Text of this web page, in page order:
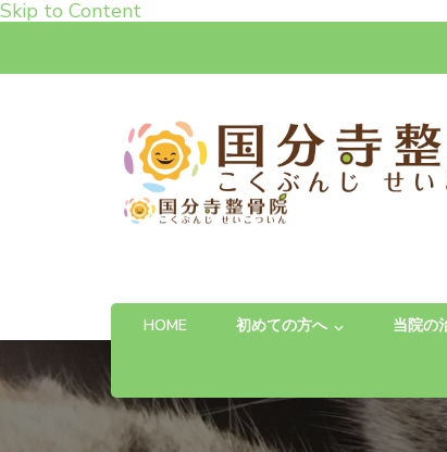
Skip to Content
高松市で肩こり・腰
「お体の不安を自信に変える」完全予約
HOME 初めての方へ 当院の